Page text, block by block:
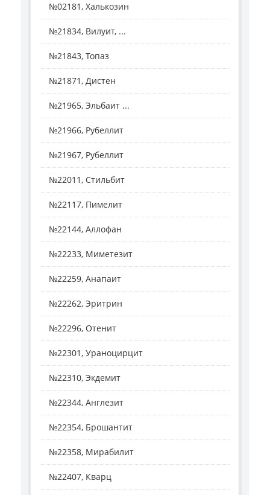
№02181, Халькозин
№21834, Вилуит, ...
№21843, Топаз
№21871, Дистен
№21965, Эльбаит ...
№21966, Рубеллит
№21967, Рубеллит
№22011, Стильбит
№22117, Пимелит
№22144, Аллофан
№22233, Миметезит
№22259, Анапаит
№22262, Эритрин
№22296, Отенит
№22301, Ураноцирцит
№22310, Экдемит
№22344, Англезит
№22354, Брошантит
№22358, Мирабилит
№22407, Кварц